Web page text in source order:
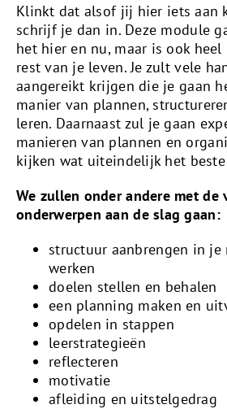
Klinkt dat alsof jij hier iets aan
schrijf je dan in. Deze module
het hier en nu, maar is ook
rest van je leven. Je zult vele
aangereikt krijgen die je gaan
manier van plannen,
leren. Daarnaast zul je gaan
manieren van plannen en
kijken wat uiteindelijk het
We zullen onder andere met de
onderwerpen aan de slag gaan:
structuur aanbrengen in je
werken
doelen stellen en behalen
een planning maken en
opdelen in stappen
leerstrategieën
reflecteren
motivatie
afleiding en uitstelgedrag